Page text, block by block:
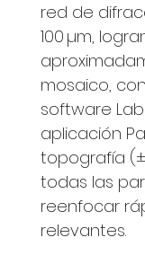
red de
100 µm,
mosaico,
software
aplicación
topografía
todas las
reenfocar
relevantes.